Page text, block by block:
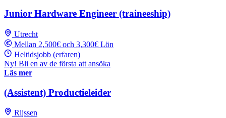
Junior Hardware Engineer (traineeship)
Utrecht
Mellan 2,500€ och 3,300€ Lön
Heltidsjobb (erfaren)
Ny! Bli en av de första att ansöka
Läs mer
(Assistent) Productieleider
Rijssen